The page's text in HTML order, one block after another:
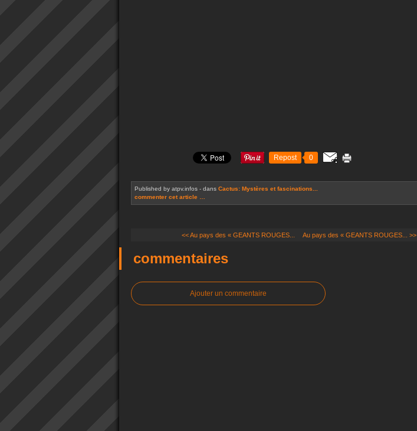
Repost 0
Published by atpv.infos - dans Cactus: Mystères et fascinations...
commenter cet article
<< Au pays des « GEANTS ROUGES... Au pays des « GEANTS ROUGES... >>
commentaires
Ajouter un commentaire